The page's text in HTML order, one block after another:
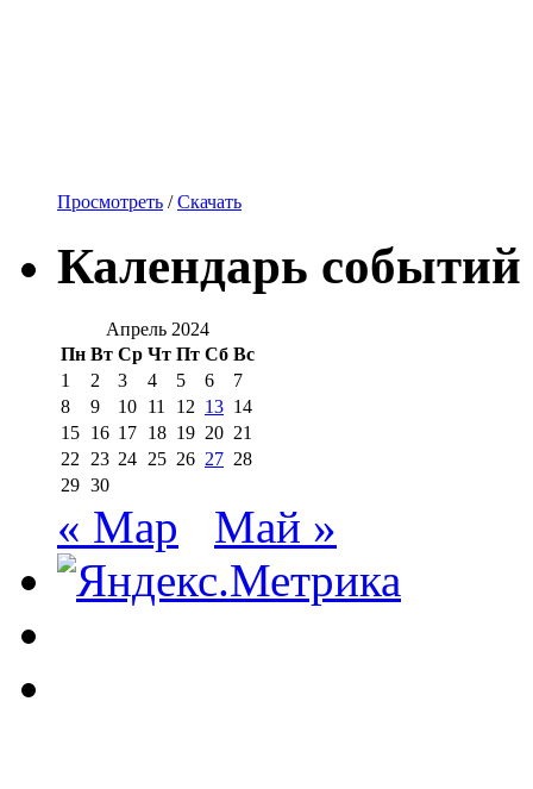
Просмотреть /Скачать
Календарь событий
Апрель 2024
Пн Вт Ср Чт Пт Сб Вс
1
2 3 4 5 6
7
8
9 10 11 12 13 14
15 16 17 18 19 20 21
22
23 24 25 26 27 28
29 30
« Мар Май »